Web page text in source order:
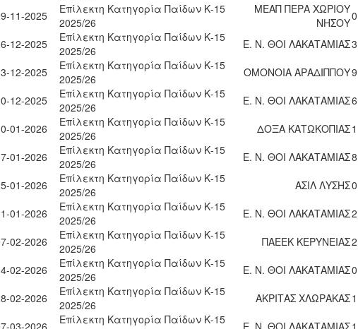
11-2025
Επίλεκτη Κατηγορία Παίδων Κ-15
2025/26
ΜΕΑΠ ΠΕΡΑ ΧΩΡΙΟΥ
ΝΗΣΟΥ0
12-2025
Επίλεκτη Κατηγορία Παίδων Κ-15
2025/26
Ε. Ν. ΘΟΙ ΛΑΚΑΤΑΜΙΑΣ3
12-2025
Επίλεκτη Κατηγορία Παίδων Κ-15
2025/26
ΟΜΟΝΟΙΑ ΑΡΑΔΙΠΠΟΥ9
12-2025
Επίλεκτη Κατηγορία Παίδων Κ-15
2025/26
Ε. Ν. ΘΟΙ ΛΑΚΑΤΑΜΙΑΣ6
01-2026
Επίλεκτη Κατηγορία Παίδων Κ-15
2025/26
ΔΟΞΑ ΚΑΤΩΚΟΠΙΑΣ1
01-2026
Επίλεκτη Κατηγορία Παίδων Κ-15
2025/26
Ε. Ν. ΘΟΙ ΛΑΚΑΤΑΜΙΑΣ8
01-2026
Επίλεκτη Κατηγορία Παίδων Κ-15
2025/26
ΑΣΙΛ ΛΥΣΗΣ0
01-2026
Επίλεκτη Κατηγορία Παίδων Κ-15
2025/26
Ε. Ν. ΘΟΙ ΛΑΚΑΤΑΜΙΑΣ2
02-2026
Επίλεκτη Κατηγορία Παίδων Κ-15
2025/26
ΠΑΕΕΚ ΚΕΡΥΝΕΙΑΣ2
02-2026
Επίλεκτη Κατηγορία Παίδων Κ-15
2025/26
Ε. Ν. ΘΟΙ ΛΑΚΑΤΑΜΙΑΣ0
02-2026
Επίλεκτη Κατηγορία Παίδων Κ-15
2025/26
ΑΚΡΙΤΑΣ ΧΛΩΡΑΚΑΣ1
03-2026
Επίλεκτη Κατηγορία Παίδων Κ-15
Ε. Ν. ΘΟΙ ΛΑΚΑΤΑΜΙΑΣ1